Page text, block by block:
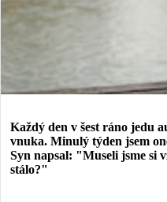
Každý den v šest ráno jedu
vnuka. Minulý týden jsem
Syn napsal: "Museli jsme si
stálo?"